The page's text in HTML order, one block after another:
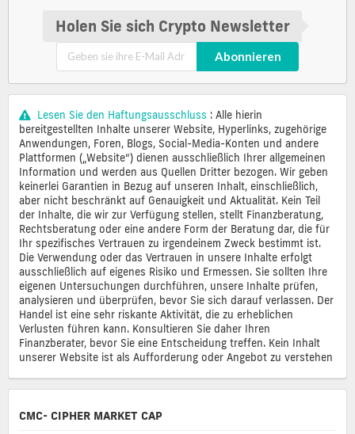
Holen Sie sich Crypto Newsletter
Abonnieren
Lesen Sie den Haftungsausschluss : Alle hierin
bereitgestellten Inhalte unserer Website, Hyperlinks, zugehörige
Anwendungen, Foren, Blogs, Social-Media-Konten und andere
Plattformen („Website“) dienen ausschließlich Ihrer allgemeinen
Information und werden aus Quellen Dritter bezogen. Wir geben
keinerlei Garantien in Bezug auf unseren Inhalt, einschließlich,
aber nicht beschränkt auf Genauigkeit und Aktualität. Kein Teil
der Inhalte, die wir zur Verfügung stellen, stellt Finanzberatung,
Rechtsberatung oder eine andere Form der Beratung dar, die für
Ihr spezifisches Vertrauen zu irgendeinem Zweck bestimmt ist.
Die Verwendung oder das Vertrauen in unsere Inhalte erfolgt
ausschließlich auf eigenes Risiko und Ermessen. Sie sollten Ihre
eigenen Untersuchungen durchführen, unsere Inhalte prüfen,
analysieren und überprüfen, bevor Sie sich darauf verlassen. Der
Handel ist eine sehr riskante Aktivität, die zu erheblichen
Verlusten führen kann. Konsultieren Sie daher Ihren
Finanzberater, bevor Sie eine Entscheidung treffen. Kein Inhalt
unserer Website ist als Aufforderung oder Angebot zu verstehen
CMC- CIPHER MARKET CAP